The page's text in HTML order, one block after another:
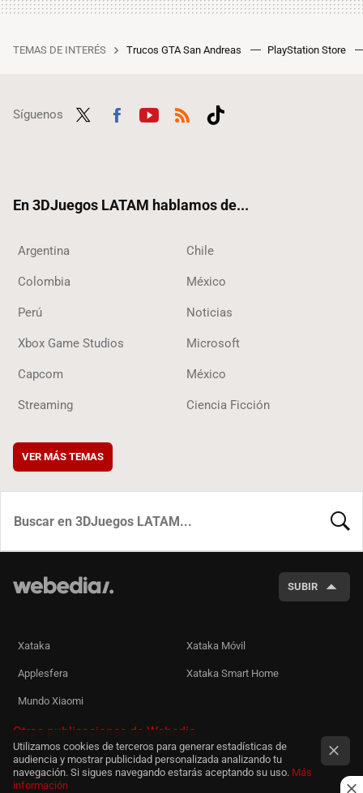
TEMAS DE INTERÉS Trucos GTA San Andreas PlayStation Store
Síguenos
En 3DJuegos LATAM hablamos de...
Argentina Chile
Colombia México
Perú Noticias
Xbox Game Studios Microsoft
Capcom México
Streaming Ciencia Ficción
VER MÁS TEMAS
SUBIR
Xataka Xataka Móvil
Applesfera Xataka Smart Home
Mundo Xiaomi
Otras publicaciones de Webedia
Utilizamos cookies de terceros para generar estadísticas de
audiencia y mostrar publicidad personalizada analizando tu
navegación. Si sigues navegando estarás aceptando su uso. Más
información